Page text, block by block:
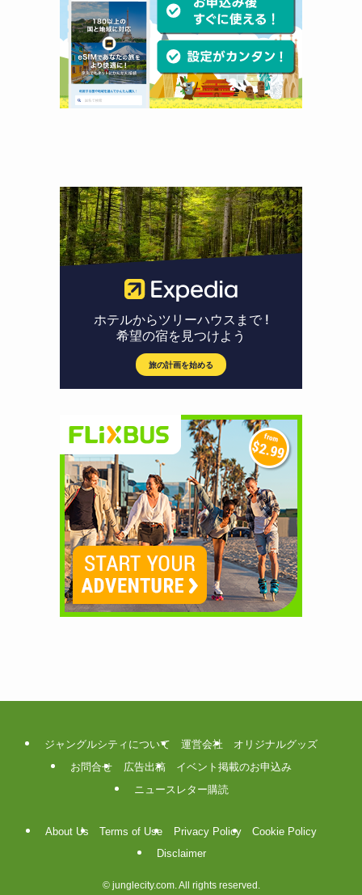
ジャングルシティについて 運営会社
オリジナルグッズ
お問合せ
広告出稿
イベント掲載のお申込み
ニュースレター購読
About Us Terms of Use Privacy Policy
Cookie Policy
Disclaimer
©junglecity.com. All rights reserved.